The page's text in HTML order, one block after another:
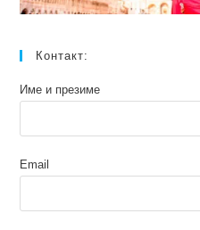
Контакт:
Име и презиме
Email